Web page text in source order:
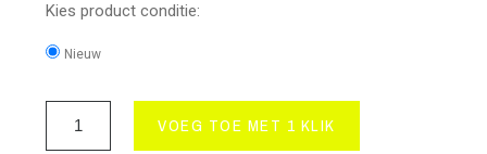
Kies product conditie:
Nieuw
VOEG TOE MET 1 KLIK